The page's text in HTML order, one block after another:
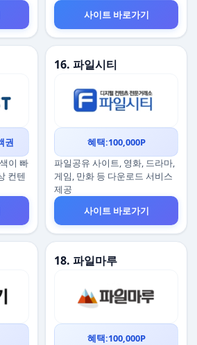
사이트 바로가기
권
이 빠
컨텐
16. 파일시티
혜택:100,000P
파일공유 사이트, 영화, 드라마,
게임, 만화 등 다운로드 서비스
제공
사이트 바로가기
18. 파일마루
혜택:100,000P